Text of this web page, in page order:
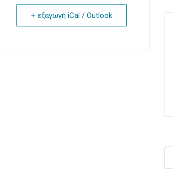
+ εξαγωγή iCal / Outlook